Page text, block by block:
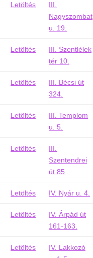
Letöltés
III.
Nagyszombat
u. 19.
Letöltés
III. Szentlélek
tér 10.
Letöltés
III. Bécsi út
324.
Letöltés
III. Templom
u. 5.
Letöltés
III.
Szentendrei
út 85
Letöltés IV. Nyár u. 4.
Letöltés
IV. Árpád út
161-163.
Letöltés
IV. Lakkozó